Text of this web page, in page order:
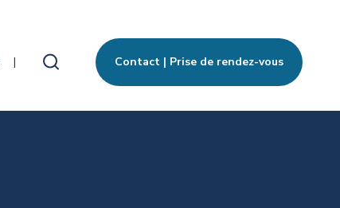
Rechercher Contact | Prise de rendez-vous